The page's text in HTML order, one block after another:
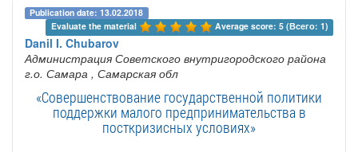
Publication date: 13.02.2018
Evaluate the material
Average score: 5 (Всего: 1)
Danil I. Chubarov
Администрация Советского внутригородского района
г.о. Самара , Самарская обл
«Совершенствование государственной политики
поддержки малого предпринимательства в
посткризисных условиях»